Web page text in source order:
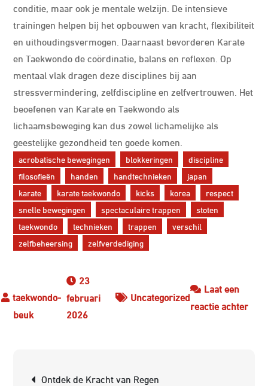
conditie, maar ook je mentale welzijn. De intensieve
trainingen helpen bij het opbouwen van kracht, flexibiliteit
en uithoudingsvermogen. Daarnaast bevorderen Karate
en Taekwondo de coördinatie, balans en reflexen. Op
mentaal vlak dragen deze disciplines bij aan
stressvermindering, zelfdiscipline en zelfvertrouwen. Het
beoefenen van Karate en Taekwondo als
lichaamsbeweging kan dus zowel lichamelijke als
geestelijke gezondheid ten goede komen.
acrobatische bewegingen blokkeringen
discipline
filosofieën
handen handtechnieken
japan
karate
karate taekwondo kicks korea
respect
snelle bewegingen
spectaculaire trappen
stoten
taekwondo
technieken trappen
verschil
zelfbeheersing
zelfverdediging
23
februari
2026
Uncategorized
Laat een
reactie achterop
Ontdek de Kracht van Regen